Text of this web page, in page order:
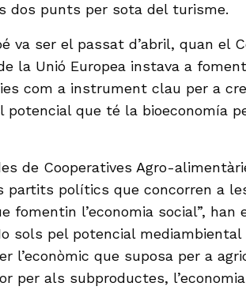
dos punts per sota del turisme.
va ser el passat d’abril, quan el
la Unió Europea instava a
com a instrument clau per a
que té la bioeconomía
de Cooperatives Agro-
partits polítics que concorren a
fomentin l’economia social”,
sols pel potencial
l’econòmic que suposa per a
per als subproductes,